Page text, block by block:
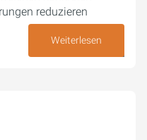
reduzieren
Weiterlesen